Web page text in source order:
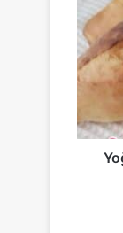
Yok
Maya
Yok
Bekleme
Yok
Ekmek
Tarifi